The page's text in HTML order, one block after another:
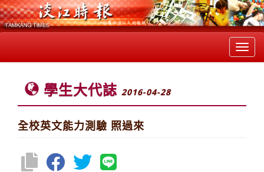
學生大代誌 2016-04-28
全校英文能力測驗 照過來